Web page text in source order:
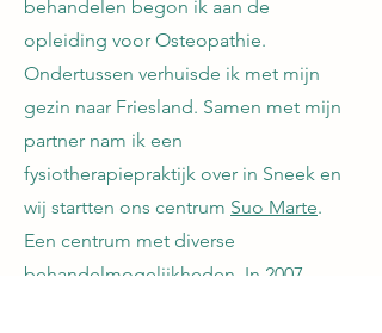
behandelen begon ik aan de
opleiding voor Osteopathie.
Ondertussen verhuisde ik met mijn
gezin naar Friesland. Samen met mijn
partner nam ik een
fysiotherapiepraktijk over in Sneek en
wij startten ons centrum Suo Marte.
Een centrum met diverse
behandelmogelijkheden. In 2007